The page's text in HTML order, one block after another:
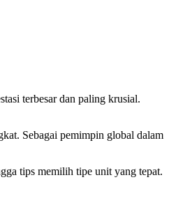
terbesar dan paling krusial.
Sebagai pemimpin global dalam
tips memilih tipe unit yang tepat.